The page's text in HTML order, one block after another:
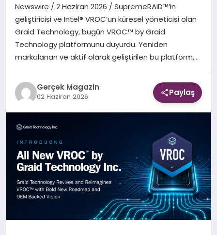
DÜNYA
Newswire / 2 Haziran 2026 / SupremeRAID™’in
geliştiricisi ve Intel® VROC’un küresel yöneticisi olan
Graid Technology, bugün VROC™ by Graid
Technology platformunu duyurdu. Yeniden
markalanan ve aktif olarak geliştirilen bu platform,…
Gerçek Magazin
02 Haziran 2026 Paylaş